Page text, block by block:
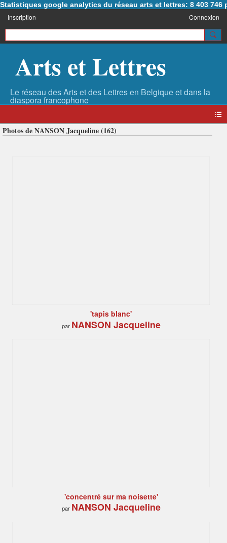
Statistiques google analytics du réseau arts et lettres: 8 403 746
Inscription Connexion
Arts et Lettres
Photos de NANSON Jacqueline (162)
'tapis blanc'
par NANSON Jacqueline
'concentré sur ma noisette'
par NANSON Jacqueline